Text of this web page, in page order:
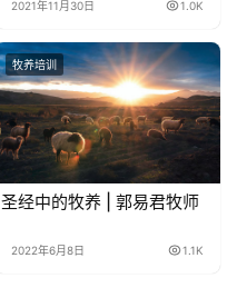
2021年11月30日 1.0K
牧养培训
圣经中的牧养 | 郭易君牧师
2022年6月8日 1.1K